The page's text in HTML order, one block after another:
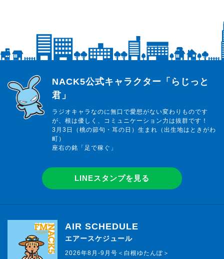
らじっと君
NACK5公式キャラクター「らじっと
君」
ラジオキャラなのに無口で愛想がない変わりものです
が、根は優しく、コミュニケーション力は抜群です！
3月3日（桃の節句・耳の日）生まれ（出生地はときがわ
町）
座右の銘「足で稼ぐ」
LINEスタンプを見る
AIR SCHEDULE
エアースケジュール
2026年8月-9月号＜白根ゆたんぽ＞